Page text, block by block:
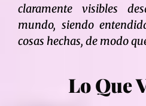
claramente visibles
mundo, siendo
cosas hechas, de modo
Lo Que